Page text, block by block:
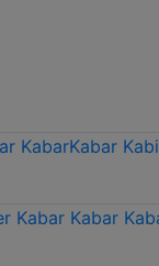
KabarKabar
Kabar Kabar